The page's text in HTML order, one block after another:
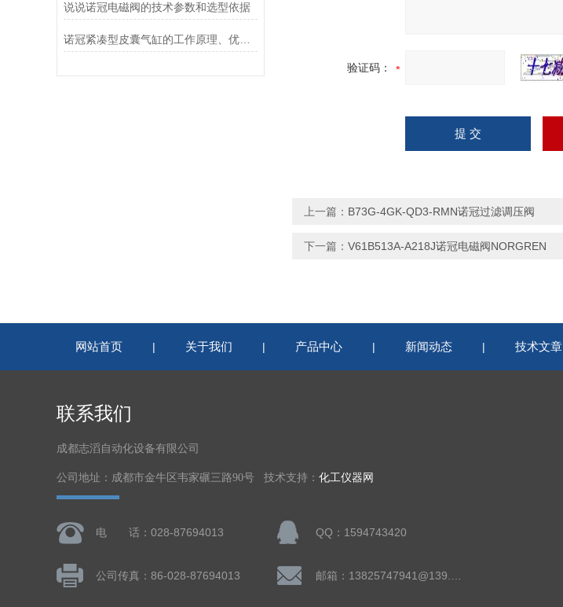
说说诺冠电磁阀的技术参数和选型依据
诺冠紧凑型皮囊气缸的工作原理、优势和应用
验证码：
上一篇： B73G-4GK-QD3-RMN诺冠过滤调压阀
下一篇： V61B513A-A218J诺冠电磁阀NORGREN
网站首页 | 关于我们 | 产品中心 | 新闻动态 | 技术文章
联系我们
成都志滔自动化设备有限公司
公司地址：成都市金牛区韦家碾三路90号 技术支持： 化工仪器网
电 话：028-87694013 QQ：1594743420
公司传真：86-028-87694013